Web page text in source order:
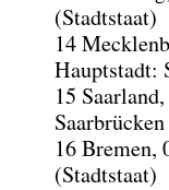
(Stadtstaat)
14
Hauptstadt:
15
Saarbrücken
16 Bremen,
(Stadtstaat)